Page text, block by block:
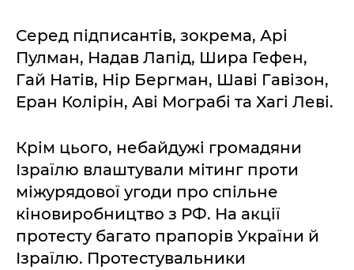
Серед підписантів, зокрема, Арі
Пулман, Надав Лапід, Шира Гефен,
Гай Натів, Нір Бергман, Шаві Гавізон,
Еран Колірін, Аві Мограбі та Хагі Леві.
Крім цього, небайдужі громадяни
Ізраїлю влаштували мітинг проти
міжурядової угоди про спільне
кіновиробництво з РФ. На акції
протесту багато прапорів України й
Ізраїлю. Протестувальники